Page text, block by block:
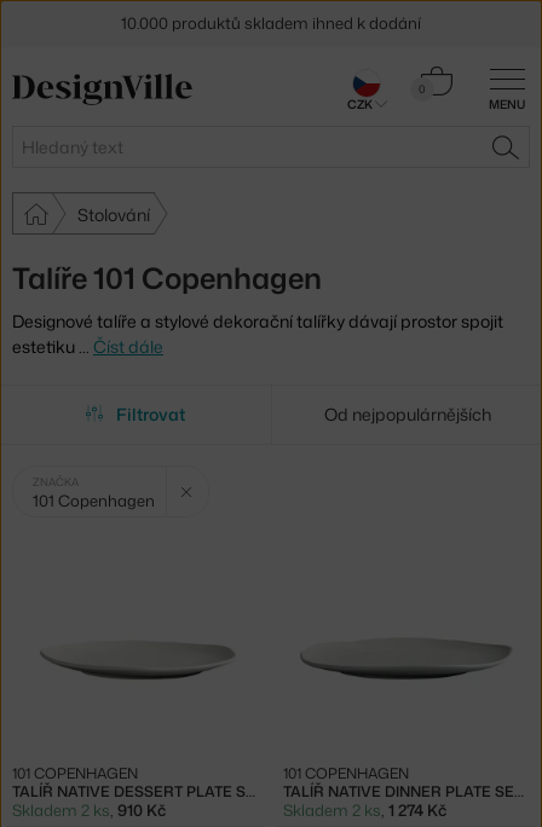
MENU
Hledat
0
Košík
Stolování
Talíře 101 Copenhagen
Designové talíře a stylové dekorační talířky dávají prostor spojit
estetiku … Číst dále
Filtrovat Od nejpopulárnějších
Vybrané
filtry:
ZNAČKA
101 Copenhagen
TALÍŘ NATIVE DESSERT PLATE SET 2KS, BIRCH
101 COPENHAGEN
Skladem 2 ks 910 Kč
TALÍŘ NATIVE DINNER PLATE SET 2KS, BIRCH
101 COPENHAGEN
Skladem 2 ks 1 274 Kč
10.000 produktů skladem ihned k dodání
30 dní na vrácení zbožíCZK